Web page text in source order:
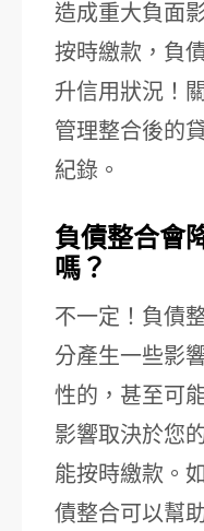
造成重大負面
按時繳款，負
升信用狀況！
管理整合後的
紀錄。
負債整合會
嗎？
不一定！負債
分產生一些影
性的，甚至可
影響取決於您
能按時繳款。
債整合可以幫